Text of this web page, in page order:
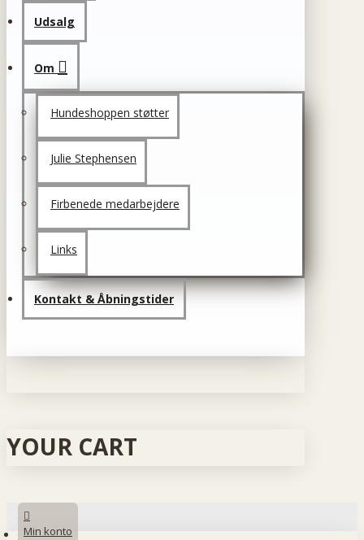
Udsalg
Om
Hundeshoppen støtter
Julie Stephensen
Firbenede medarbejdere
Links
Kontakt & Åbningstider
YOUR CART
Min konto